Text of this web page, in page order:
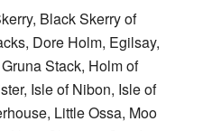
Black Skerry of
Dore Holm, Egilsay,
Stack, Holm of
Isle of Nibon, Isle of
Little Ossa, Moo